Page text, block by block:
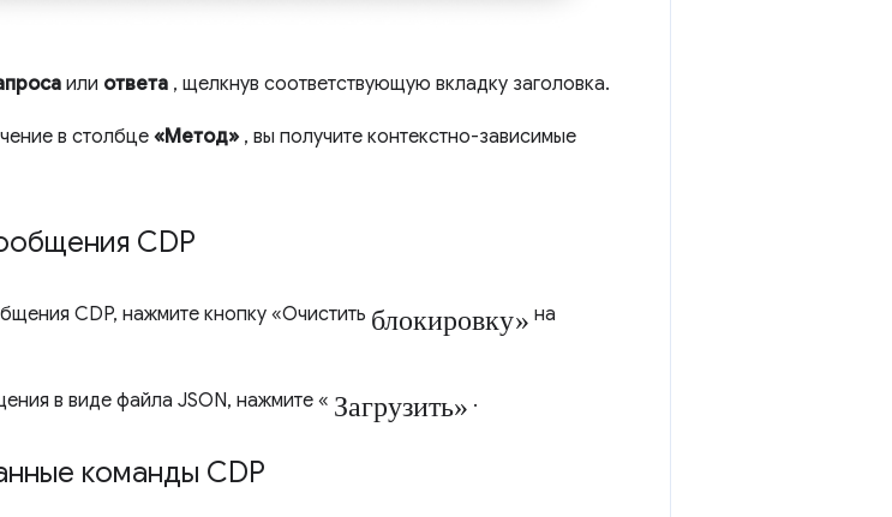
или ответа , щелкнув соответствующую вкладку заголовка.
в столбце «Метод» , вы получите контекстно-зависимые
CDP
CDP, нажмите кнопку «Очистить блокировку» на
в виде файла JSON, нажмите « Загрузить» .
команды CDP